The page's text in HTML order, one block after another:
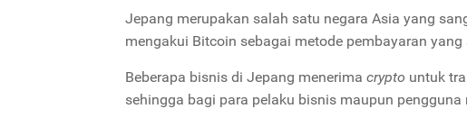
Jepang merupakan salah satu negara Asia yang
mengakui Bitcoin sebagai metode pembayaran
Beberapa bisnis di Jepang menerima crypto untuk
sehingga bagi para pelaku bisnis maupun